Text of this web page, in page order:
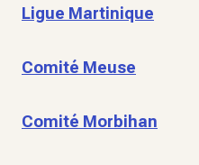
Ligue Martinique
Comité Meuse
Comité Morbihan